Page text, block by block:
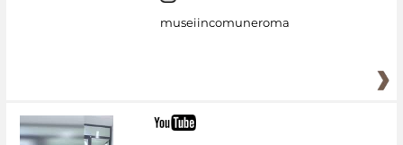
museiincomuneroma